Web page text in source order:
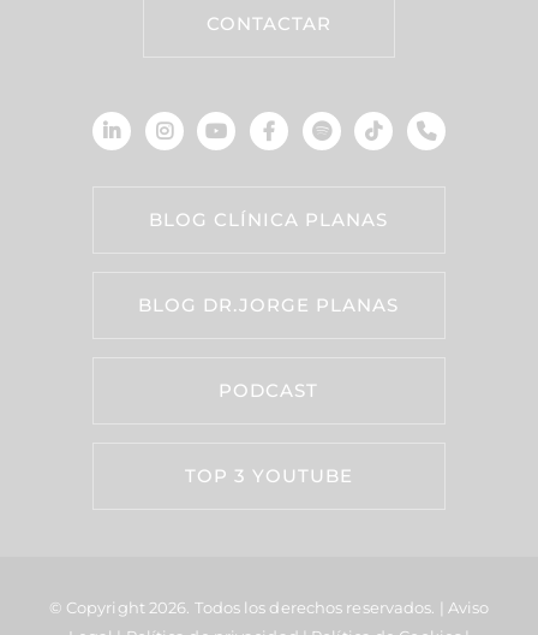
CONTACTAR
BLOG CLÍNICA PLANAS
BLOG DR.JORGE PLANAS
PODCAST
TOP 3 YOUTUBE
© Copyright 2026. Todos los derechos reservados. | Aviso